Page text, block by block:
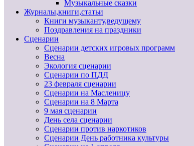
Музыкальные сказки
Журналы,книги,статьи
Книги музыканту,ведущему
Поздравления на праздники
Сценарии
Сценарии детских игровых программ
Весна
Экология сценарии
Сценарии по ПДД
23 февраля сценарии
Сценарии на Масленицу
Сценарии на 8 Марта
9 мая сценарии
День села сценарии
Сценарии против наркотиков
Сценарии День работника культуры